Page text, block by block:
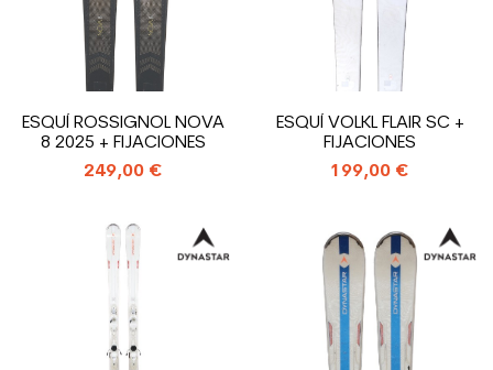
ESQUÍ ROSSIGNOL NOVA
8 2025 + FIJACIONES
249,00 €
ESQUÍ VOLKL FLAIR SC +
FIJACIONES
199,00 €